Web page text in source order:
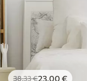
38.33€23.00 €